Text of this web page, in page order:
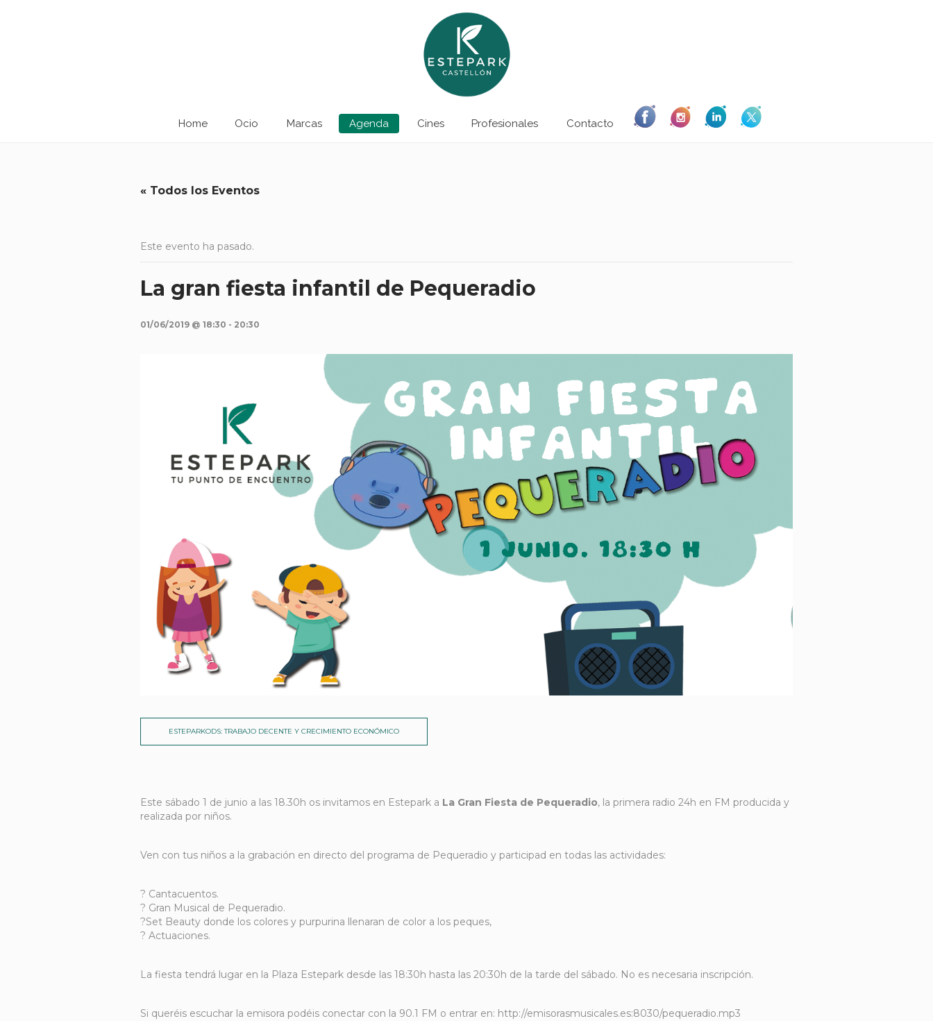
Home Ocio Marcas Agenda Cines Profesionales Contacto
« Todos los Eventos
Este evento ha pasado.
La gran fiesta infantil de Pequeradio
01/06/2019 @ 18:30 - 20:30
ESTEPARKODS: TRABAJO DECENTE Y CRECIMIENTO ECONÓMICO
Este sábado 1 de junio a las 18.30h os invitamos en Estepark a La Gran Fiesta de Pequeradio, la primera radio 24h en FM producida y
realizada por niños.
Ven con tus niños a la grabación en directo del programa de Pequeradio y participad en todas las actividades:
? Cantacuentos.
? Gran Musical de Pequeradio.
?Set Beauty donde los colores y purpurina llenaran de color a los peques,
? Actuaciones.
La fiesta tendrá lugar en la Plaza Estepark desde las 18:30h hasta las 20:30h de la tarde del sábado. No es necesaria inscripción.
Si queréis escuchar la emisora podéis conectar con la 90.1 FM o entrar en: http://emisorasmusicales.es:8030/pequeradio.mp3